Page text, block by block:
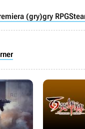
(gry)gry RPG